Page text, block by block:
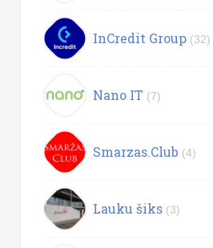
InCredit Group (32)
Nano IT (7)
Smarzas.Club (4)
Lauku šiks (3)